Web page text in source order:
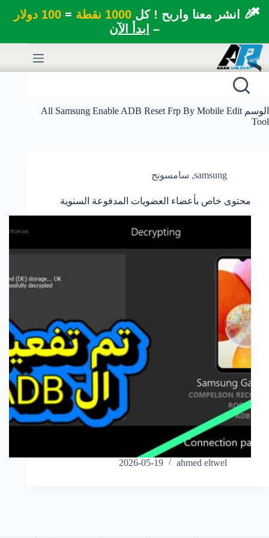
🎉 انشر معنا واربح ! كل1000 نقطة =100 دولار
– ابدأ الآن
✖
التجاوز
إلى
المحتوى
الوسم All Samsung Enable ADB Reset Frp By Mobile Edit
Tool
samsung
, سامسونج
محتوى خاص بأعضاء العضويات المدفوعة السنوية
ahmed eltwel
2026-05-19